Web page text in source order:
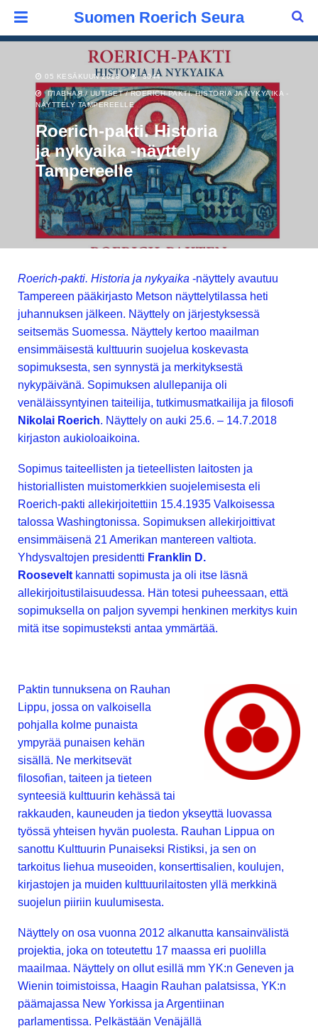
Suomen Roerich Seura
05 KESÄKUUN 2018 3044
ГЛАВНАЯ/UUTISET/ROERICH-PAKTI. HISTORIA JA NYKYAIKA -
NÄYTTELY TAMPEREELLE
Roerich-pakti. Historia
ja nykyaika -näyttely
Tampereelle
Roerich-pakti. Historia ja nykyaika -näyttely avautuu
Tampereen pääkirjasto Metson näyttelytilassa heti
juhannuksen jälkeen. Näyttely on järjestyksessä
seitsemäs Suomessa. Näyttely kertoo maailman
ensimmäisestä kulttuurin suojelua koskevasta
sopimuksesta, sen synnystä ja merkityksestä
nykypäivänä. Sopimuksen alullepanija oli
venäläissyntyinen taiteilija, tutkimusmatkailija ja filosofi
Nikolai Roerich. Näyttely on auki 25.6. – 14.7.2018
kirjaston aukioloaikoina.
Sopimus taiteellisten ja tieteellisten laitosten ja
historiallisten muistomerkkien suojelemisesta eli
Roerich-pakti allekirjoitettiin 15.4.1935 Valkoisessa
talossa Washingtonissa. Sopimuksen allekirjoittivat
ensimmäisenä 21 Amerikan mantereen valtiota.
Yhdysvaltojen presidentti Franklin D.
Roosevelt kannatti sopimusta ja oli itse läsnä
allekirjoitustilaisuudessa. Hän totesi puheessaan, että
sopimuksella on paljon syvempi henkinen merkitys kuin
mitä itse sopimusteksti antaa ymmärtää.
Paktin tunnuksena on Rauhan
Lippu, jossa on valkoisella
pohjalla kolme punaista
ympyrää punaisen kehän
sisällä. Ne merkitsevät
filosofian, taiteen ja tieteen
synteesiä kulttuurin kehässä tai
rakkauden, kauneuden ja tiedon ykseyttä luovassa
työssä yhteisen hyvän puolesta. Rauhan Lippua on
sanottu Kulttuurin Punaiseksi Ristiksi, ja sen on
tarkoitus liehua museoiden, konserttisalien, koulujen,
kirjastojen ja muiden kulttuurilaitosten yllä merkkinä
suojelun piiriin kuulumisesta.
Näyttely on osa vuonna 2012 alkanutta kansainvälistä
projektia, joka on toteutettu 17 maassa eri puolilla
maailmaa. Näyttely on ollut esillä mm YK:n Geneven ja
Wienin toimistoissa, Haagin Rauhan palatsissa, YK:n
päämajassa New Yorkissa ja Argentiinan
parlamentissa. Pelkästään Venäjällä